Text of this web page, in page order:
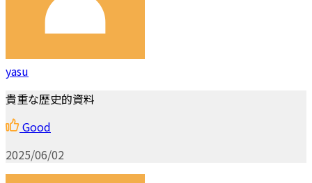
yasu
貴重な歴史的資料
Good
2025/06/02